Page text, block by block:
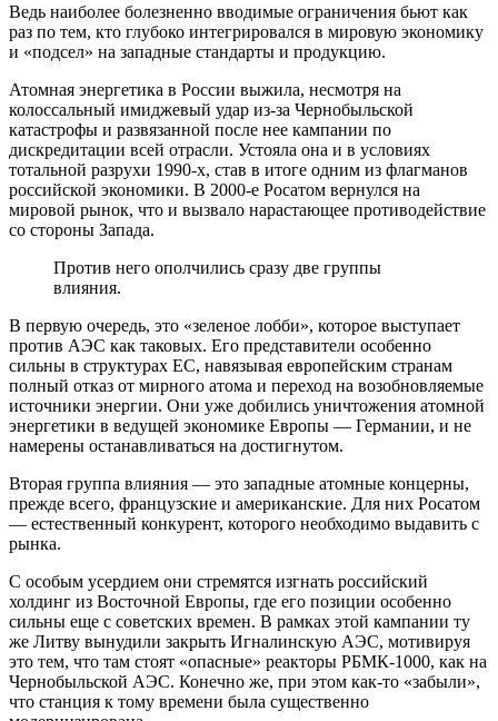
Ведь наиболее болезненно вводимые ограничения бьют как
раз по тем, кто глубоко интегрировался в мировую экономику
и «подсел» на западные стандарты и продукцию.
Атомная энергетика в России выжила, несмотря на
колоссальный имиджевый удар из-за Чернобыльской
катастрофы и развязанной после нее кампании по
дискредитации всей отрасли. Устояла она и в условиях
тотальной разрухи 1990-х, став в итоге одним из флагманов
российской экономики. В 2000-е Росатом вернулся на
мировой рынок, что и вызвало нарастающее противодействие
со стороны Запада.
Против него ополчились сразу две группы
влияния.
В первую очередь, это «зеленое лобби», которое выступает
против АЭС как таковых. Его представители особенно
сильны в структурах ЕС, навязывая европейским странам
полный отказ от мирного атома и переход на возобновляемые
источники энергии. Они уже добились уничтожения атомной
энергетики в ведущей экономике Европы — Германии, и не
намерены останавливаться на достигнутом.
Вторая группа влияния — это западные атомные концерны,
прежде всего, французские и американские. Для них Росатом
— естественный конкурент, которого необходимо выдавить с
рынка.
С особым усердием они стремятся изгнать российский
холдинг из Восточной Европы, где его позиции особенно
сильны еще с советских времен. В рамках этой кампании ту
же Литву вынудили закрыть Игналинскую АЭС, мотивируя
это тем, что там стоят «опасные» реакторы РБМК-1000, как на
Чернобыльской АЭС. Конечно же, при этом как-то «забыли»,
что станция к тому времени была существенно